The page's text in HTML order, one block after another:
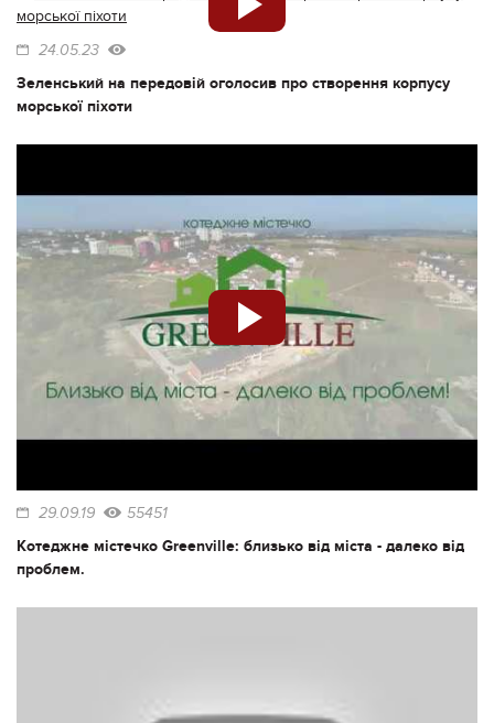
24.05.23
Зеленський на передовій оголосив про створення корпусу
морської піхоти
29.09.19 55451
Котеджне містечко Greenville: близько від міста - далеко від
проблем.